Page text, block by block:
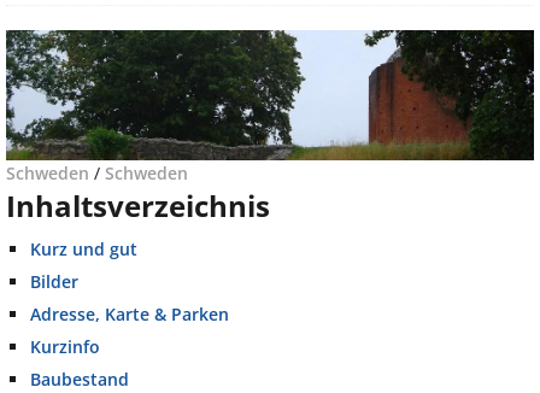
Schweden / Schweden
Inhaltsverzeichnis
Kurz und gut
Bilder
Adresse, Karte & Parken
Kurzinfo
Baubestand